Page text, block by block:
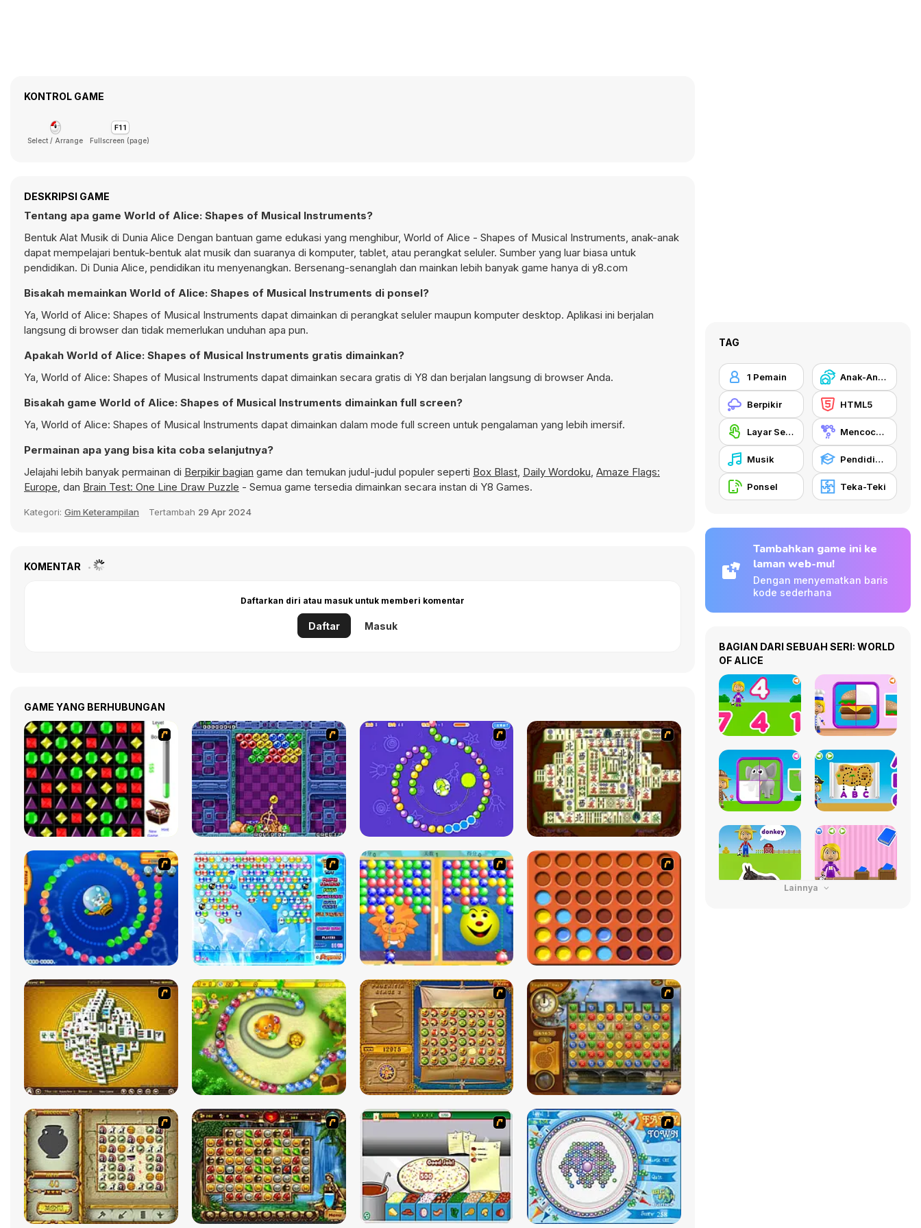
KONTROL GAME
Select / Arrange Fullscreen (page)
DESKRIPSI GAME
Tentang apa game World of Alice: Shapes of Musical Instruments?
Bentuk Alat Musik di Dunia Alice Dengan bantuan game edukasi yang menghibur, World of Alice - Shapes of Musical Instruments, anak-anak
dapat mempelajari bentuk-bentuk alat musik dan suaranya di komputer, tablet, atau perangkat seluler. Sumber yang luar biasa untuk
pendidikan. Di Dunia Alice, pendidikan itu menyenangkan. Bersenang-senanglah dan mainkan lebih banyak game hanya di y8.com
Bisakah memainkan World of Alice: Shapes of Musical Instruments di ponsel?
Ya, World of Alice: Shapes of Musical Instruments dapat dimainkan di perangkat seluler maupun komputer desktop. Aplikasi ini berjalan
langsung di browser dan tidak memerlukan unduhan apa pun.
Apakah World of Alice: Shapes of Musical Instruments gratis dimainkan?
Ya, World of Alice: Shapes of Musical Instruments dapat dimainkan secara gratis di Y8 dan berjalan langsung di browser Anda.
Bisakah game World of Alice: Shapes of Musical Instruments dimainkan full screen?
Ya, World of Alice: Shapes of Musical Instruments dapat dimainkan dalam mode full screen untuk pengalaman yang lebih imersif.
Permainan apa yang bisa kita coba selanjutnya?
Jelajahi lebih banyak permainan di Berpikir bagian game dan temukan judul-judul populer seperti Box Blast, Daily Wordoku, Amaze Flags:
Europe, dan Brain Test: One Line Draw Puzzle - Semua game tersedia dimainkan secara instan di Y8 Games.
Kategori: Gim Keterampilan Tertambah 29 Apr 2024
KOMENTAR
Daftarkan diri atau masuk untuk memberi komentar
Daftar Masuk
GAME YANG BERHUBUNGAN
TAG
1 Pemain Anak-Anak
Berpikir HTML5
Layar Sentuh Mencocokkan
Musik Pendidikan
Ponsel Teka-Teki
Tambahkan game ini ke
laman web-mu!
Dengan menyematkan baris
kode sederhana
BAGIAN DARI SEBUAH SERI: WORLD
OF ALICE
Lainnya